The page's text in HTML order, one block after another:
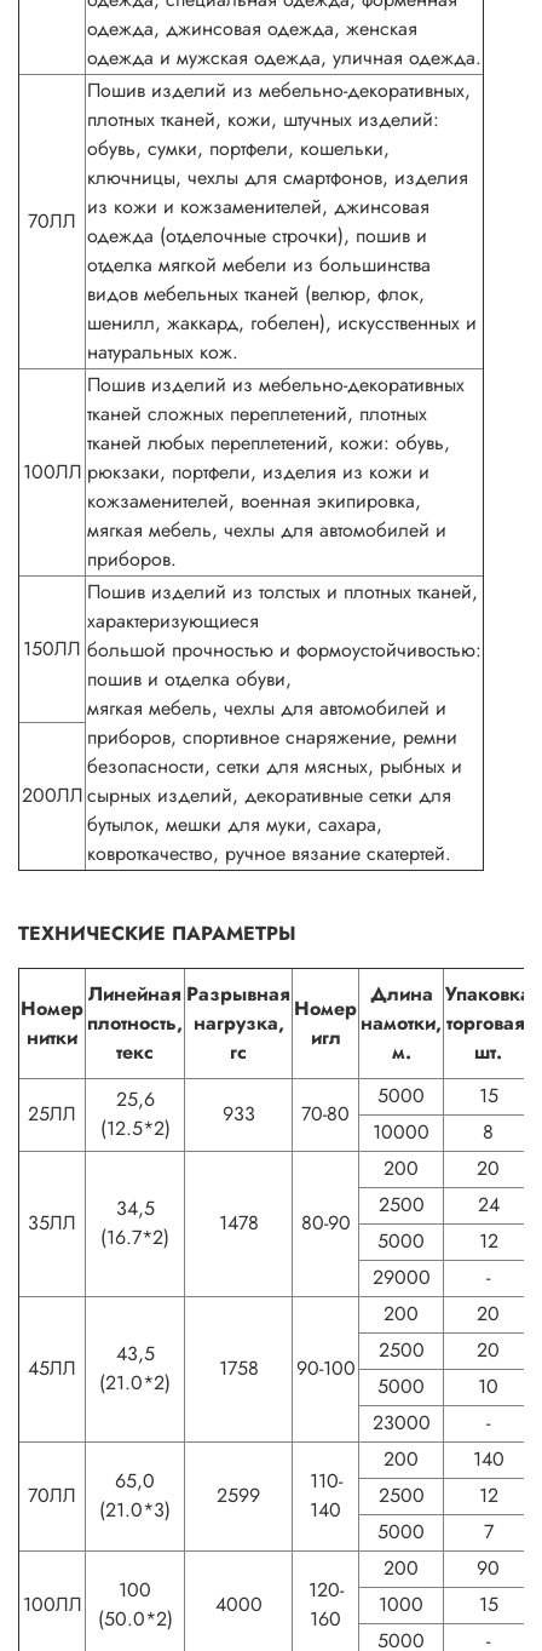
одежда, джинсовая одежда, женская
одежда и мужская одежда, уличная одежда.
70ЛЛ
Пошив изделий из мебельно-декоративных,
плотных тканей, кожи, штучных изделий:
обувь, сумки, портфели, кошельки,
ключницы, чехлы для смартфонов, изделия
из кожи и кожзаменителей, джинсовая
одежда (отделочные строчки), пошив и
отделка мягкой мебели из большинства
видов мебельных тканей (велюр, флок,
шенилл, жаккард, гобелен), искусственных и
натуральных кож.
100ЛЛ
Пошив изделий из мебельно-декоративных
тканей сложных переплетений, плотных
тканей любых переплетений, кожи: обувь,
рюкзаки, портфели, изделия из кожи и
кожзаменителей, военная экипировка,
мягкая мебель, чехлы для автомобилей и
приборов.
150ЛЛ
Пошив изделий из толстых и плотных тканей,
характеризующиеся
большой прочностью и формоустойчивостью:
пошив и отделка обуви,
мягкая мебель, чехлы для автомобилей и
приборов, спортивное снаряжение, ремни
безопасности, сетки для мясных, рыбных и
сырных изделий, декоративные сетки для
бутылок, мешки для муки, сахара,
ковроткачество, ручное вязание скатертей.
200ЛЛ
ТЕХНИЧЕСКИЕ ПАРАМЕТРЫ
Номер
нитки
Линейная
плотность,
текс
Разрывная
нагрузка,
гс
Номер
игл
Длина
намотки,
м.
Упаковка
торговая,
шт.
25ЛЛ
25,6
(12.5*2)
933 70-80
5000
15
10000
8
35ЛЛ
34,5
(16.7*2)
1478 80-90
200
20
2500
24
5000
12
29000
-
45ЛЛ
43,5
(21.0*2)
1758 90-100
200
20
2500
20
5000
10
23000
-
70ЛЛ
65,0
(21.0*3)
2599
110-
140
200
140
2500
12
5000
7
100ЛЛ
100
(50.0*2)
4000
120-
160
200
90
1000
15
5000
-